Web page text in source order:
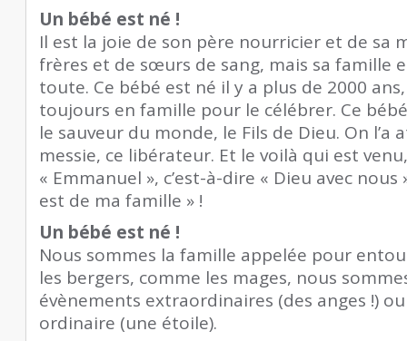
Un bébé est né !
Il est la joie de son père nourricier et de sa
frères et de sœurs de sang, mais sa famille
toute. Ce bébé est né il y a plus de 2000
toujours en famille pour le célébrer. Ce
le sauveur du monde, le Fils de Dieu. On l’a
messie, ce libérateur. Et le voilà qui est
« Emmanuel », c’est-à-dire « Dieu avec
est de ma famille » !
Un bébé est né !
Nous sommes la famille appelée pour
les bergers, comme les mages, nous
évènements extraordinaires (des anges !)
ordinaire (une étoile).